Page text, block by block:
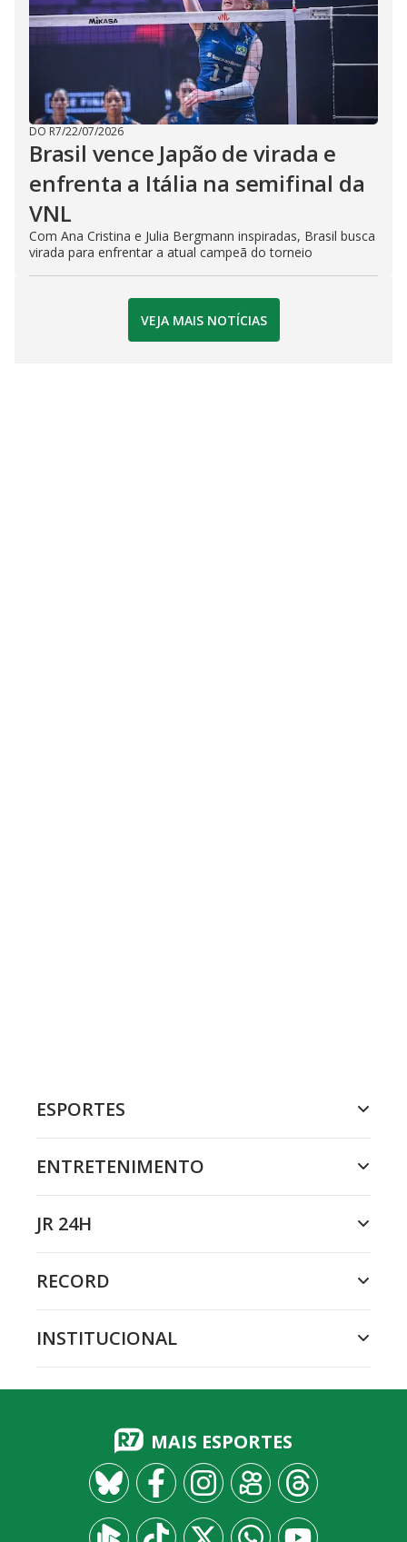
DO R7/22/07/2026
Brasil vence Japão de virada e
enfrenta a Itália na semifinal da
VNL
Com Ana Cristina e Julia Bergmann inspiradas, Brasil busca
virada para enfrentar a atual campeã do torneio
VEJA MAIS NOTÍCIAS
ESPORTES
ENTRETENIMENTO
JR 24H
RECORD
INSTITUCIONAL
MAIS ESPORTES